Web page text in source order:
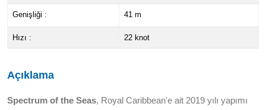
Genişliği : 41 m
Hızı : 22 knot
Açıklama
Spectrum of the Seas, Royal Caribbean'e ait 2019 yılı yapımı